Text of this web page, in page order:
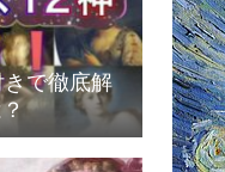
で徹底解